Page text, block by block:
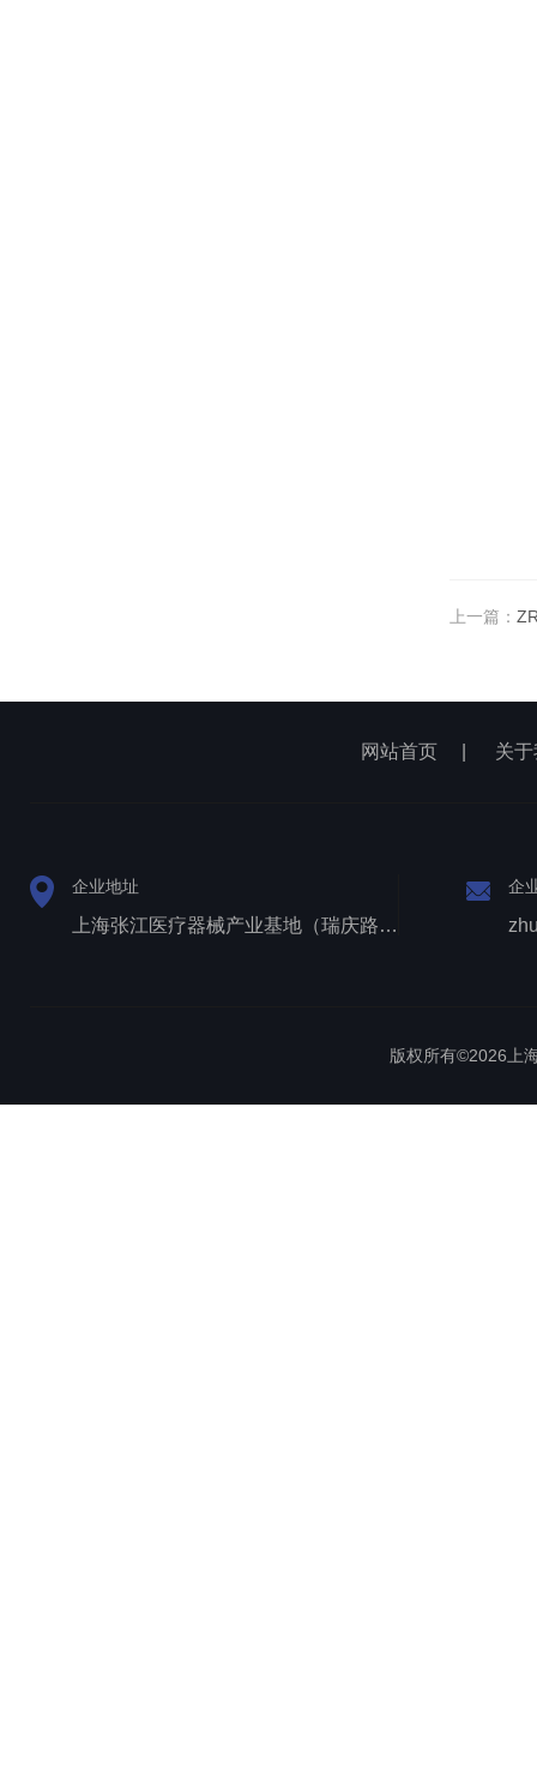
上一篇：
网站首页 关
企业地址
上海张江医疗器械产业基地（瑞庆路528号）
企
版权所有©2026